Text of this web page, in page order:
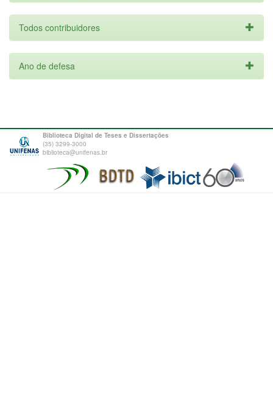
Todos contribuidores
Ano de defesa
Biblioteca Digital de Teses e Dissertações
(35) 3299-3000
biblioteca@unifenas.br